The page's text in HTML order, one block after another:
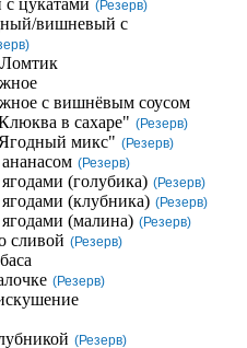
цукатами (Резерв)
вишневый с
с вишнёвым соусом
в сахаре" (Резерв)
микс" (Резерв)
(Резерв)
(голубика) (Резерв)
(клубника) (Резерв)
(малина) (Резерв)
сливой (Резерв)
(Резерв)
(Резерв)